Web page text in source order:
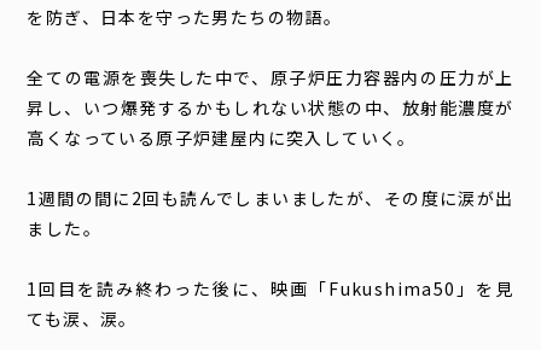
を防ぎ、日本を守った男たちの物語。
全ての電源を喪失した中で、原子炉圧力容器内の圧力が上
昇し、いつ爆発するかもしれない状態の中、放射能濃度が
高くなっている原子炉建屋内に突入していく。
1週間の間に2回も読んでしまいましたが、その度に涙が出
ました。
1回目を読み終わった後に、映画「Fukushima50」を見
ても涙、涙。